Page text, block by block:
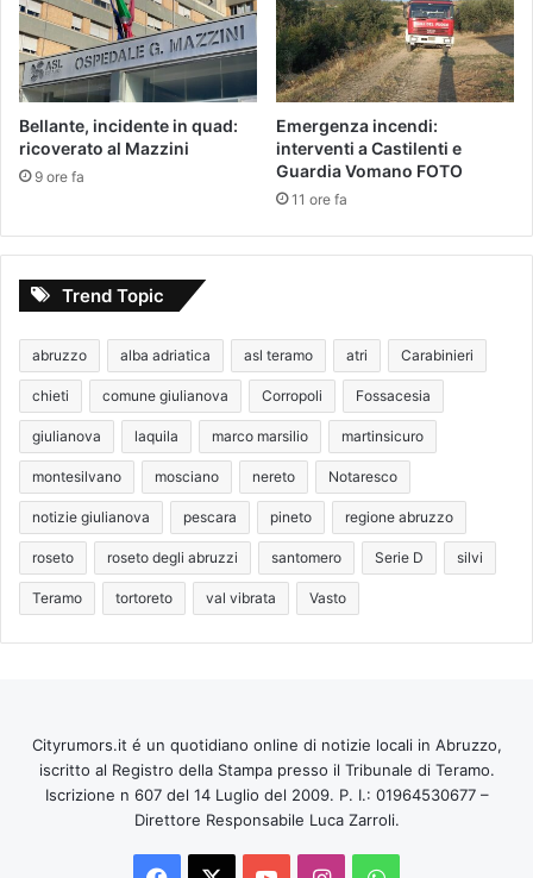
Bellante, incidente in quad:
ricoverato al Mazzini
9 ore fa
Emergenza incendi:
interventi a Castilenti e
Guardia Vomano FOTO
11 ore fa
Trend Topic
abruzzo alba adriatica asl teramo atri Carabinieri
chieti comune giulianova Corropoli Fossacesia
giulianova laquila marco marsilio martinsicuro
montesilvano mosciano nereto Notaresco
notizie giulianova pescara pineto regione abruzzo
roseto roseto degli abruzzi santomero Serie D silvi
Teramo tortoreto val vibrata Vasto
Cityrumors.it é un quotidiano online di notizie locali in Abruzzo,
iscritto al Registro della Stampa presso il Tribunale di Teramo.
Iscrizione n 607 del 14 Luglio del 2009. P. I.: 01964530677 –
Direttore Responsabile Luca Zarroli.